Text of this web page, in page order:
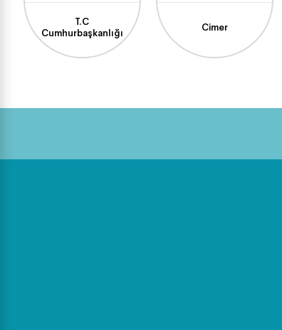
T.C
Cumhurbaşkanlığı
Cimer